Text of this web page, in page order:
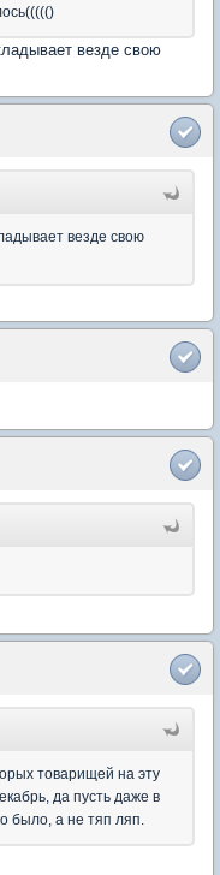
везде свою
везде свою
товарищей на эту
да пусть даже в
было, а не тяп ляп.